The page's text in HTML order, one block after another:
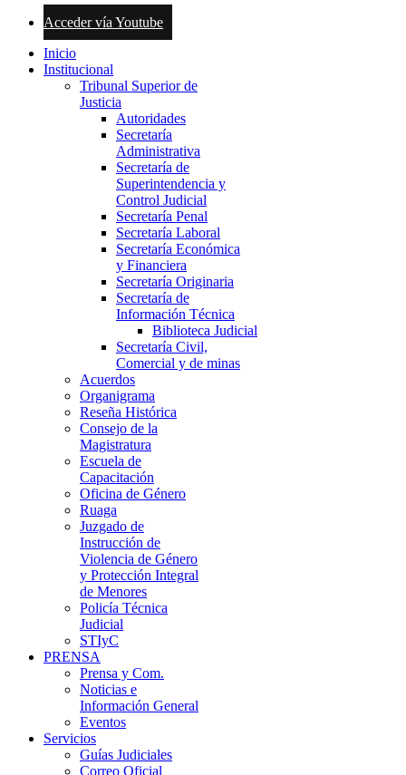
Acceder vía Youtube
Inicio
Institucional
Tribunal Superior de
Justicia
Autoridades
Secretaría
Administrativa
Secretaría de
Superintendencia y
Control Judicial
Secretaría Penal
Secretaría Laboral
Secretaría Económica
y Financiera
Secretaría Originaria
Secretaría de
Información Técnica
Biblioteca Judicial
Secretaría Civil,
Comercial y de minas
Acuerdos
Organigrama
Reseña Histórica
Consejo de la
Magistratura
Escuela de
Capacitación
Oficina de Género
Ruaga
Juzgado de
Instrucción de
Violencia de Género
y Protección Integral
de Menores
Policía Técnica
Judicial
STIyC
PRENSA
Prensa y Com.
Noticias e
Información General
Eventos
Servicios
Guías Judiciales
Correo Oficial